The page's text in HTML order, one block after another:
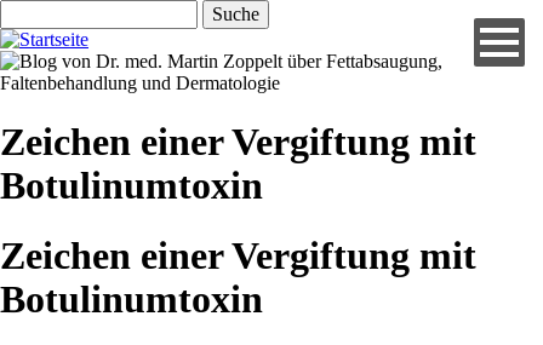
zum
Inhalt
Zeichen einer Vergiftung mit
Botulinumtoxin
Zeichen einer Vergiftung mit
Botulinumtoxin